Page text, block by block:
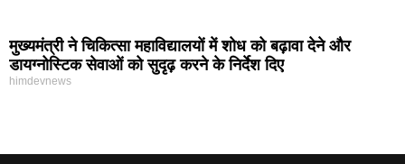
मुख्यमंत्री ने चिकित्सा महाविद्यालयों में शोध को बढ़ावा देने और
डायग्नोस्टिक सेवाओं को सुदृढ़ करने के निर्देश दिए
himdevnews